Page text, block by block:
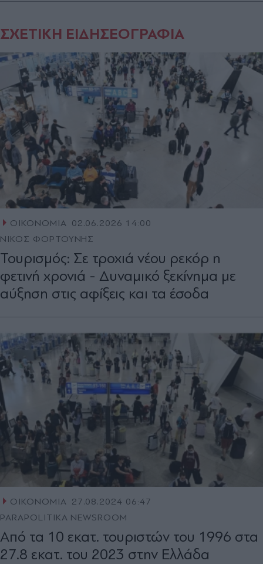
ΣΧΕΤΙΚΗ ΕΙΔΗΣΕΟΓΡΑΦΙΑ
ΟΙΚΟΝΟΜΙΑ
02.06.2026 14:00
ΝΙΚΟΣ ΦΟΡΤΟΥΝΗΣ
Τουρισμός: Σε τροχιά νέου ρεκόρ η
φετινή χρονιά - Δυναμικό ξεκίνημα με
αύξηση στις αφίξεις και τα έσοδα
ΟΙΚΟΝΟΜΙΑ 27.08.2024 06:47
PARAPOLITIKA NEWSROOM
Από τα 10 εκατ. τουριστών του 1996 στα
27.8 εκατ. του 2023 στην Ελλάδα